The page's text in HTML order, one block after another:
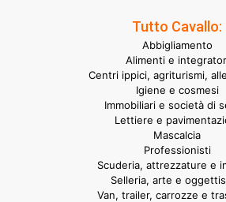
Tutto Cavallo:
Abbigliamento
Alimenti e
Centri ippici, agriturismi,
Igiene e cosmesi
Immobiliari e società di
Lettiere e
Mascalcia
Professionisti
Scuderia, attrezzature e
Selleria, arte e
Van, trailer, carrozze e